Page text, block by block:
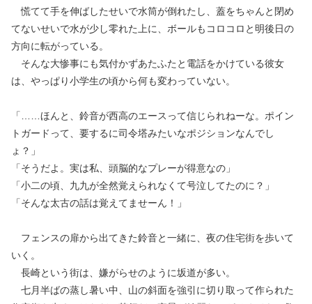
慌てて手を伸ばしたせいで水筒が倒れたし、蓋をちゃんと閉め
てないせいで水が少し零れた上に、ボールもコロコロと明後日の
方向に転がっている。
そんな大惨事にも気付かずあたふたと電話をかけている彼女
は、やっぱり小学生の頃から何も変わっていない。
「……ほんと、鈴音が西高のエースって信じられねーな。ポイン
トガードって、要するに司令塔みたいなポジションなんでし
ょ？」
「そうだよ。実は私、頭脳的なプレーが得意なの」
「小二の頃、九九が全然覚えられなくて号泣してたのに？」
「そんな太古の話は覚えてませーん！」
フェンスの扉から出てきた鈴音と一緒に、夜の住宅街を歩いて
いく。
長崎という街は、嫌がらせのように坂道が多い。
七月半ばの蒸し暑い中、山の斜面を強引に切り取って作られた